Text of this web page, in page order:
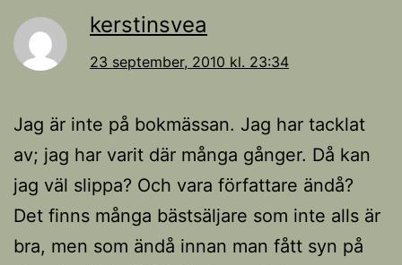
kerstinsvea
23 september, 2010 kl. 23:34
Jag är inte på bokmässan. Jag har tacklat
av; jag har varit där många gånger. Då kan
jag väl slippa? Och vara författare ändå?
Det finns många bästsäljare som inte alls är
bra, men som ändå innan man fått syn på